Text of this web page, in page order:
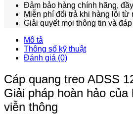
Đảm bảo hàng chính hãng,
Miễn phí đổi trả khi hàng lỗi từ
Giải quyết mọi thông tin và
Mô tả
Thông số kỹ thuật
Đánh giá (0)
Cáp quang treo ADSS
Giải pháp hoàn hảo của
viễn thông